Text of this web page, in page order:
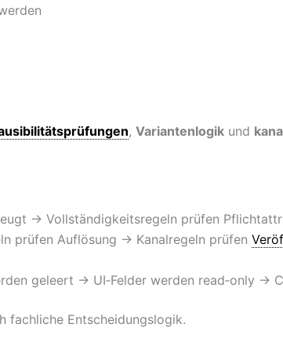
, Variantenlogik und
→ Vollständigkeitsregeln prüfen
prüfen Auflösung → Kanalregeln prüfen
geleert → UI‑Felder werden read‑only →
fachliche Entscheidungslogik.